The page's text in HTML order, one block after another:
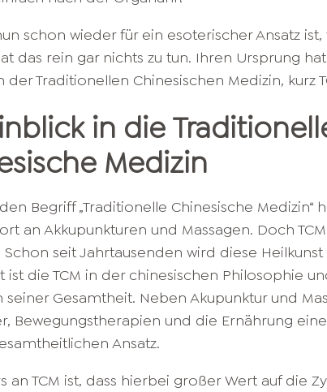
schon wieder für ein esoterischer Ansatz
das rein gar nichts zu tun. Ihren Ursprung
der Traditionellen Chinesischen Medizin, kurz
in die
Medizin
Begriff „Traditionelle Chinesische Medizin“
an Akkupunkturen und Massagen. Doch
seit Jahrtausenden wird diese
ist die TCM in der chinesischen Philosophie
seiner Gesamtheit. Neben Akupunktur und
Bewegungstherapien und die Ernährung
Ansatz.
an TCM ist, dass hierbei großer Wert auf die